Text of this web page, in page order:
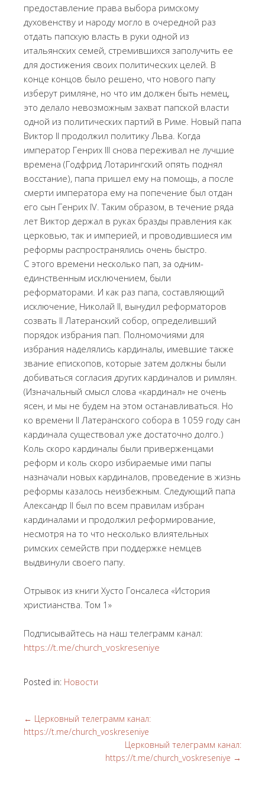
предоставление права выбора римскому
духовенству и народу могло в очередной раз
отдать папскую власть в руки одной из
итальянских семей, стремившихся заполучить ее
для достижения своих политических целей. В
конце концов было решено, что нового папу
изберут римляне, но что им должен быть немец,
это делало невозможным захват папской власти
одной из политических партий в Риме. Новый папа
Виктор II продолжил политику Льва. Когда
император Генрих III снова переживал не лучшие
времена (Годфрид Лотарингский опять поднял
восстание), папа пришел ему на помощь, а после
смерти императора ему на попечение был отдан
его сын Генрих IV. Таким образом, в течение ряда
лет Виктор держал в руках бразды правления как
церковью, так и империей, и проводившиеся им
реформы распространялись очень быстро.
С этого времени несколько пап, за одним-
единственным исключением, были
реформаторами. И как раз папа, составляющий
исключение, Николай II, вынудил реформаторов
созвать II Латеранский собор, определивший
порядок избрания пап. Полномочиями для
избрания наделялись кардиналы, имевшие также
звание епископов, которые затем должны были
добиваться согласия других кардиналов и римлян.
(Изначальный смысл слова «кардинал» не очень
ясен, и мы не будем на этом останавливаться. Но
ко времени II Латеранского собора в 1059 году сан
кардинала существовал уже достаточно долго.)
Коль скоро кардиналы были приверженцами
реформ и коль скоро избираемые ими папы
назначали новых кардиналов, проведение в жизнь
реформы казалось неизбежным. Следующий папа
Александр II был по всем правилам избран
кардиналами и продолжил реформирование,
несмотря на то что несколько влиятельных
римских семейств при поддержке немцев
выдвинули своего папу.
Отрывок из книги Хусто Гонсалеса «История
христианства. Том 1»
Подписывайтесь на наш телеграмм канал:
https://t.me/church_voskreseniye
Posted in: Новости
← Церковный телеграмм канал:
https://t.me/church_voskreseniye
Церковный телеграмм канал:
https://t.me/church_voskreseniye →